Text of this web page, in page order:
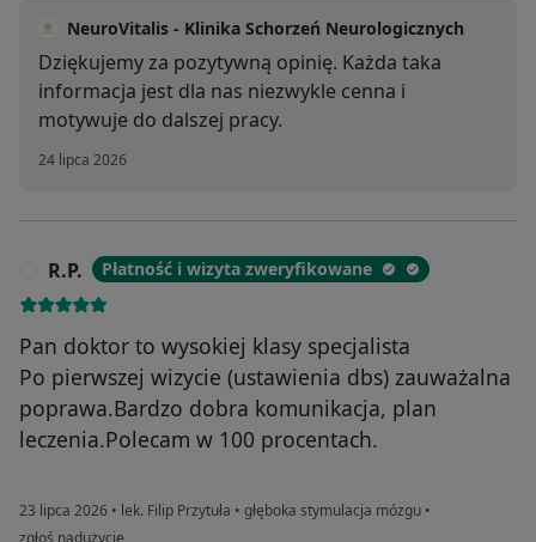
NeuroVitalis - Klinika Schorzeń Neurologicznych
Dziękujemy za pozytywną opinię. Każda taka
informacja jest dla nas niezwykle cenna i
motywuje do dalszej pracy.
24 lipca 2026
R.P. Płatność i wizyta zweryfikowane
Pan doktor to wysokiej klasy specjalista
Po pierwszej wizycie (ustawienia dbs) zauważalna
poprawa.Bardzo dobra komunikacja, plan
leczenia.Polecam w 100 procentach.
23 lipca 2026 • lek. Filip Przytuła • głęboka stymulacja mózgu •
w opinii użytkownika R.P.